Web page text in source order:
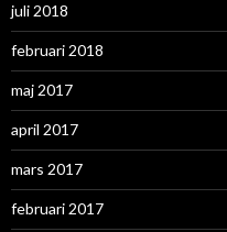
juli 2018
februari 2018
maj 2017
april 2017
mars 2017
februari 2017